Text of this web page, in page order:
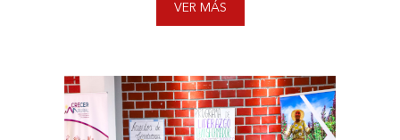
VER MÁS